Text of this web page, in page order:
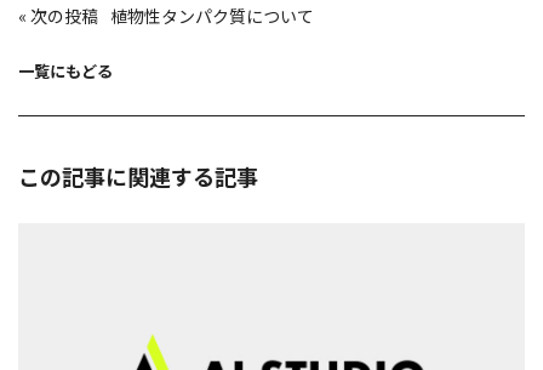
ゲ
ョ
«
植物性タンパク質について
一覧にもどる
この記事に関連する記事